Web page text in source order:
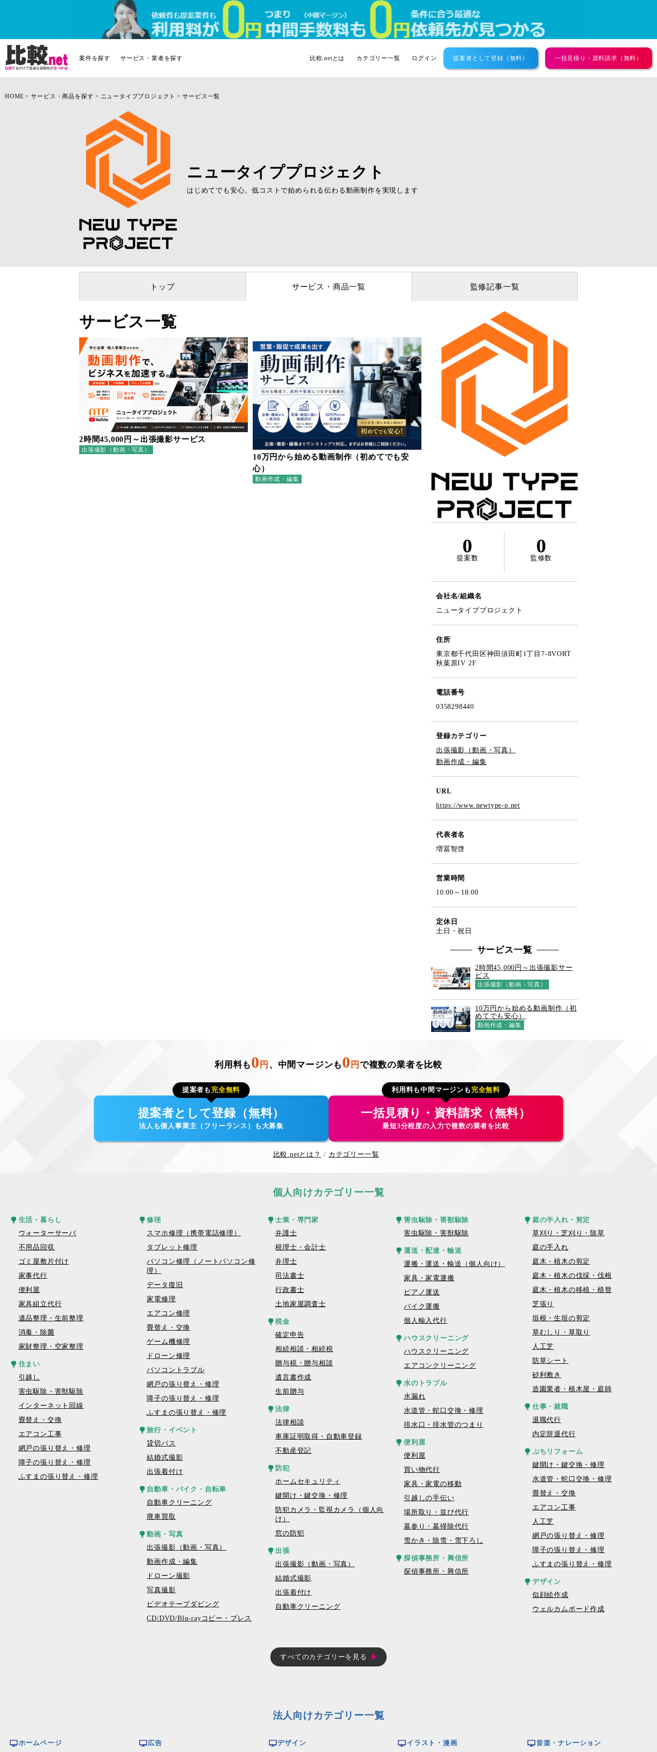
案件を探す サービス・業者を探す 比較.netとは カテゴリー一覧 ログイン 提案者として登録（無料） 一括見積り・資料請求（無料）
HOME サービス・商品を探す ニュータイププロジェクト サービス一覧
ニュータイププロジェクト
はじめてでも安心。低コストで始められる伝わる動画制作を実現します
トップ サービス・商品一覧 監修記事一覧
サービス一覧
2時間45,000円～出張撮影サービス
出張撮影（動画・写真）
10万円から始める動画制作（初めてでも安
心）
動画作成・編集
0
提案数
0
監修数
会社名/組織名
ニュータイププロジェクト
住所
東京都千代田区神田須田町1丁目7-8VORT
秋葉原IV 2F
電話番号
0358298440
登録カテゴリー
出張撮影（動画・写真）
動画作成・編集
URL
https://www.newtype-p.net
代表者名
増冨智啓
営業時間
10:00～18:00
定休日
土日・祝日
サービス一覧
2時間45,000円～出張撮影サー
ビス
出張撮影（動画・写真）
10万円から始める動画制作（初
めてでも安心）
動画作成・編集
利用料も 0 円 、中間マージンも 0 円 で複数の業者を比較
提案者も 完全無料
提案者として登録（無料）
法人も個人事業主（フリーランス）も大募集
利用料も中間マージンも 完全無料
一括見積り・資料請求（無料）
最短3分程度の入力で複数の業者を比較
比較.netとは？ カテゴリー一覧
個人向けカテゴリー一覧
生活・暮らし
ウォーターサーバ
不用品回収
ゴミ屋敷片付け
家事代行
便利屋
家具組立代行
遺品整理・生前整理
消毒・除菌
家財整理・空家整理
住まい
引越し
害虫駆除・害獣駆除
インターネット回線
畳替え・交換
エアコン工事
網戸の張り替え・修理
障子の張り替え・修理
ふすまの張り替え・修理
修理
スマホ修理（携帯電話修理）
タブレット修理
パソコン修理（ノートパソコン修
理）
データ復旧
家電修理
エアコン修理
畳替え・交換
ゲーム機修理
ドローン修理
パソコントラブル
網戸の張り替え・修理
障子の張り替え・修理
ふすまの張り替え・修理
旅行・イベント
貸切バス
結婚式撮影
出張着付け
自動車・バイク・自転車
自動車クリーニング
廃車買取
動画・写真
出張撮影（動画・写真）
動画作成・編集
ドローン撮影
写真撮影
ビデオテープダビング
CD/DVD/Blu-rayコピー・プレス
士業・専門家
弁護士
税理士・会計士
弁理士
司法書士
行政書士
土地家屋調査士
税金
確定申告
相続相談・相続税
贈与税・贈与相談
遺言書作成
生前贈与
法律
法律相談
車庫証明取得・自動車登録
不動産登記
防犯
ホームセキュリティ
鍵開け・鍵交換・修理
防犯カメラ・監視カメラ（個人向
け）
窓の防犯
出張
出張撮影（動画・写真）
結婚式撮影
出張着付け
自動車クリーニング
害虫駆除・害獣駆除
害虫駆除・害獣駆除
運送・配達・輸送
運搬・運送・輸送（個人向け）
家具・家電運搬
ピアノ運送
バイク運搬
個人輸入代行
ハウスクリーニング
ハウスクリーニング
エアコンクリーニング
水のトラブル
水漏れ
水道管・蛇口交換・修理
排水口・排水管のつまり
便利屋
便利屋
買い物代行
家具・家電の移動
引越しの手伝い
場所取り・並び代行
墓参り・墓掃除代行
雪かき・除雪・雪下ろし
探偵事務所・興信所
探偵事務所・興信所
庭の手入れ・剪定
草刈り・芝刈り・除草
庭の手入れ
庭木・植木の剪定
庭木・植木の伐採・伐根
庭木・植木の移植・植替
芝張り
垣根・生垣の剪定
草むしり・草取り
人工芝
防草シート
砂利敷き
造園業者・植木屋・庭師
仕事・就職
退職代行
内定辞退代行
ぷちリフォーム
鍵開け・鍵交換・修理
水道管・蛇口交換・修理
畳替え・交換
エアコン工事
人工芝
網戸の張り替え・修理
障子の張り替え・修理
ふすまの張り替え・修理
デザイン
似顔絵作成
ウェルカムボード作成
すべてのカテゴリーを見る
法人向けカテゴリー一覧
ホームページ 広告 デザイン イラスト・漫画 音楽・ナレーション